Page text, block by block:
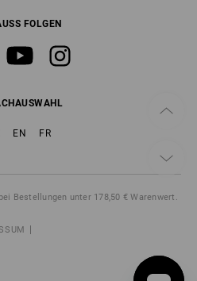
FOLGEN
EN FR
bei Bestellungen unter 178,50 € Warenwert.